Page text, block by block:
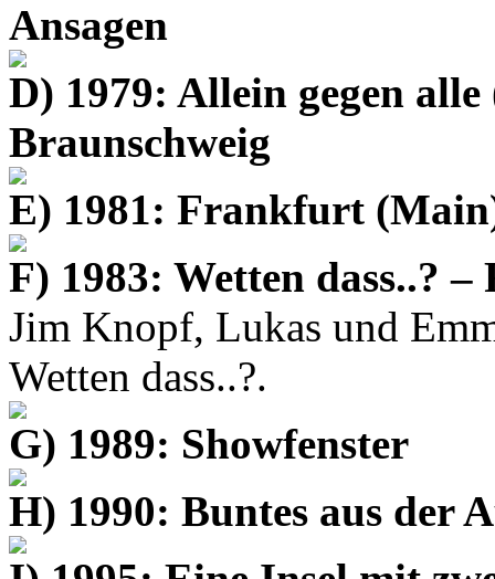
Ansagen
D) 1979: Allein gegen
Braunschweig
E) 1981: Frankfurt
F) 1983: Wetten dass..? –
Jim Knopf, Lukas und
Wetten dass..?.
G) 1989: Showfenster
H) 1990: Buntes aus der